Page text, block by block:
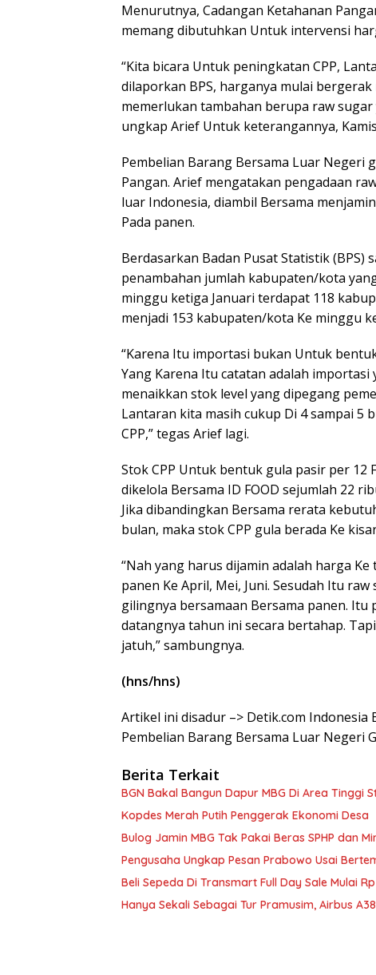
Menurutnya, Cadangan Ketahanan
memang dibutuhkan Untuk intervensi
“Kita bicara Untuk peningkatan CPP,
dilaporkan BPS, harganya mulai
memerlukan tambahan berupa raw
ungkap Arief Untuk keterangannya,
Pembelian Barang Bersama Luar Negeri
Pangan. Arief mengatakan pengadaan
luar Indonesia, diambil Bersama
Pada panen.
Berdasarkan Badan Pusat Statistik
penambahan jumlah kabupaten/kota
minggu ketiga Januari terdapat 118
menjadi 153 kabupaten/kota Ke minggu
“Karena Itu importasi bukan Untuk
Yang Karena Itu catatan adalah importasi
menaikkan stok level yang dipegang
Lantaran kita masih cukup Di 4 sampai
CPP,” tegas Arief lagi.
Stok CPP Untuk bentuk gula pasir per
dikelola Bersama ID FOOD sejumlah 22
Jika dibandingkan Bersama rerata
bulan, maka stok CPP gula berada Ke
“Nah yang harus dijamin adalah harga
panen Ke April, Mei, Juni. Sesudah Itu
gilingnya bersamaan Bersama panen.
datangnya tahun ini secara bertahap.
jatuh,” sambungnya.
(hns/hns)
Artikel ini disadur –> Detik.com Indonesia
Pembelian Barang Bersama Luar Negeri
Berita Terkait
BGN Bakal Bangun Dapur MBG Di Area Tinggi
Kopdes Merah Putih Penggerak Ekonomi Desa
Bulog Jamin MBG Tak Pakai Beras SPHP dan
Pengusaha Ungkap Pesan Prabowo Usai
Beli Sepeda Di Transmart Full Day Sale Mulai
Hanya Sekali Sebagai Tur Pramusim, Airbus